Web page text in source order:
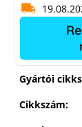
Fronius
Gyártói
Cikkszám: